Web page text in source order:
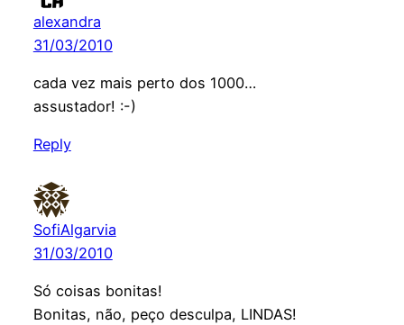
alexandra
31/03/2010
cada vez mais perto dos 1000…
assustador! :-)
Reply
SofiAlgarvia
31/03/2010
Só coisas bonitas!
Bonitas, não, peço desculpa, LINDAS!